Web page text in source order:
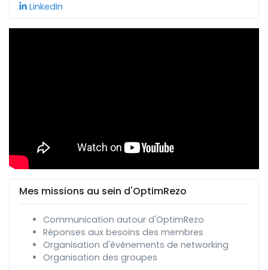
LinkedIn
Mes missions au sein d'OptimRezo
Communication autour d'OptimRezo
Réponses aux besoins des membres
Organisation d'événements de networking
Organisation des groupes